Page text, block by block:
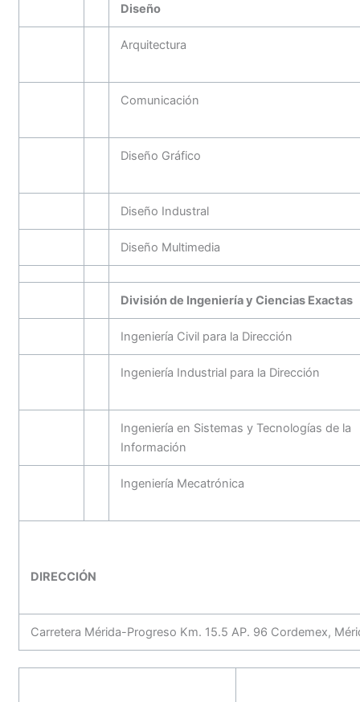
Diseño
Arquitectura
Comunicación
Diseño Gráfico
Diseño Industral
Diseño Multimedia
División de Ingeniería y Ciencias Exactas
Ingeniería Civil para la Dirección
Ingeniería Industrial para la Dirección
Ingeniería en Sistemas y Tecnologías de la
Información
Ingeniería Mecatrónica
DIRECCIÓN
Carretera Mérida-Progreso Km. 15.5 AP. 96 Cordemex,